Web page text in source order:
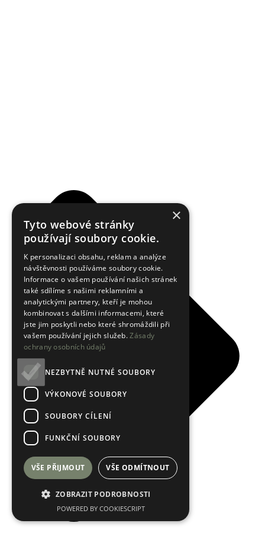
×
Tyto webové stránky
používají soubory cookie.
K personalizaci obsahu, reklam a analýze
návštěvnosti používáme soubory cookie.
Informace o vašem používání našich stránek
také sdílíme s našimi reklamními a
analytickými partnery, kteří je mohou
kombinovat s dalšími informacemi, které
jste jim poskytli nebo které shromáždili při
vašem používání jejich služeb.Zásady
ochrany osobních údajů
NEZBYTNĚ NUTNÉ SOUBORY
VÝKONOVÉ SOUBORY
SOUBORY CÍLENÍ
FUNKČNÍ SOUBORY
VŠE PŘIJMOUT VŠE ODMÍTNOUT
ZOBRAZIT PODROBNOSTI
POWERED BY COOKIESCRIPT